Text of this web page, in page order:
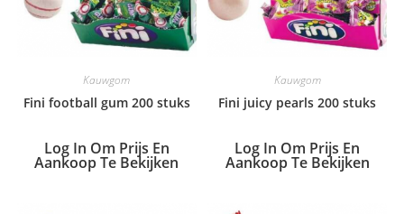
Kauwgom
Fini football gum 200 stuks
Log In Om Prijs En
Aankoop Te Bekijken
Kauwgom
Fini juicy pearls 200 stuks
Log In Om Prijs En
Aankoop Te Bekijken